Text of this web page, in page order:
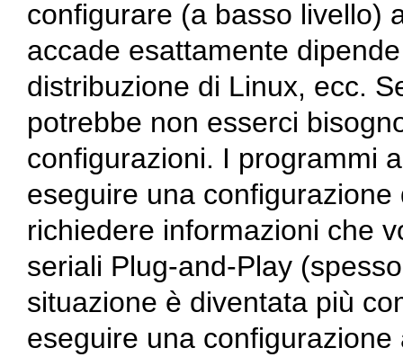
configurare (a basso livello)
accade esattamente
distribuzione di Linux, ecc.
potrebbe non esserci
configurazioni. I programmi
eseguire una
richiedere informazioni che
seriali Plug-and-Play
situazione è diventata più
eseguire una